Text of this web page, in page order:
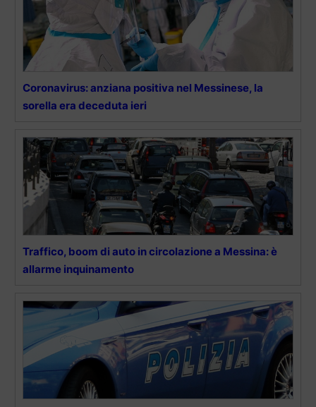
Coronavirus: anziana positiva nel Messinese, la
sorella era deceduta ieri
Traffico, boom di auto in circolazione a Messina: è
allarme inquinamento